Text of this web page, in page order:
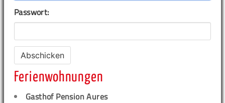
Passwort:
Ferienwohnungen
Gasthof Pension Aures